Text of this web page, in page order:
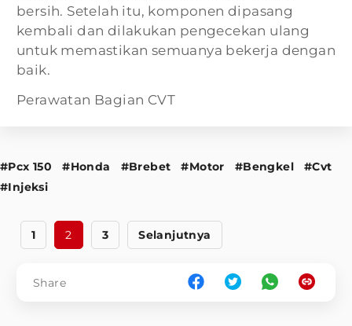
bersih. Setelah itu, komponen dipasang
kembali dan dilakukan pengecekan ulang
untuk memastikan semuanya bekerja dengan
baik.
Perawatan Bagian CVT
#Pcx 150 #Honda #Brebet #Motor #Bengkel
#Cvt
#Injeksi
1 2 3 Selanjutnya
Share